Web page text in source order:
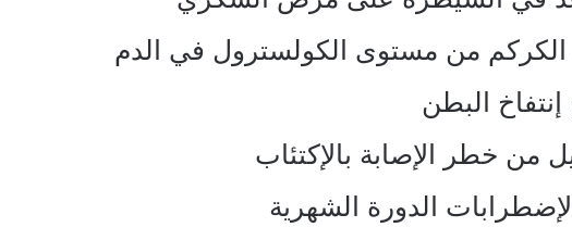
الكركم من مستوى الكولسترول في الدم
إنتفاخ البطن
من خطر الإصابة بالإكتئاب
الدورة الشهرية